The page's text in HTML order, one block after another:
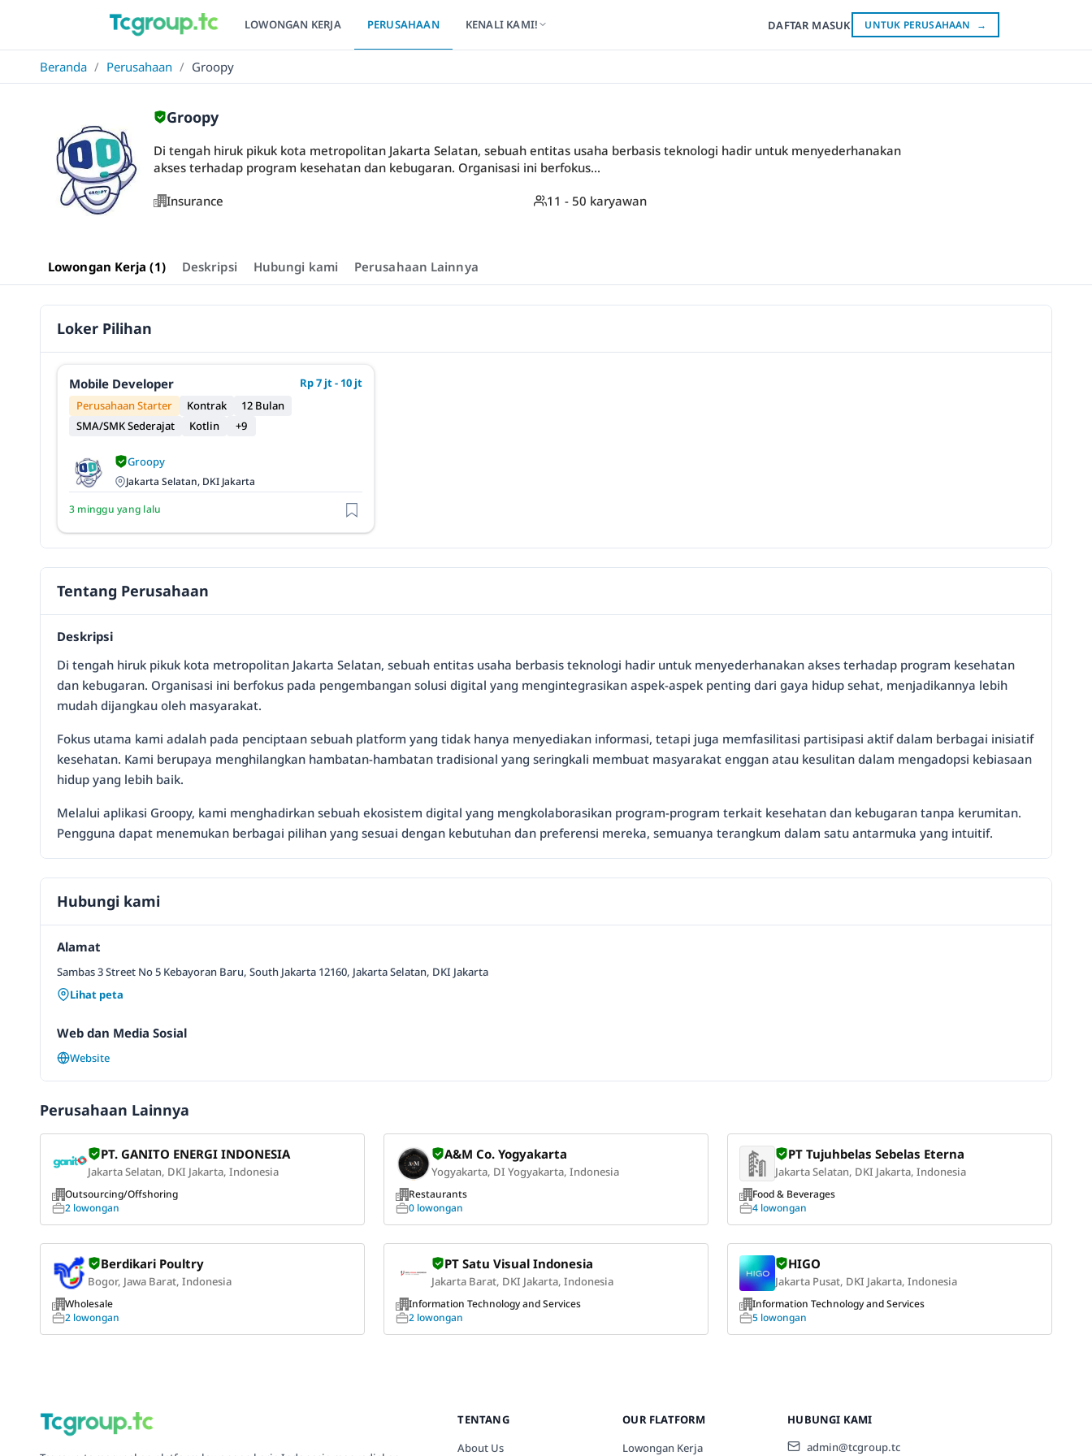
LOWONGAN KERJA PERUSAHAAN KENALI KAMI! DAFTAR MASUK UNTUK PERUSAHAAN →
Beranda / Perusahaan / Groopy
Groopy
Di tengah hiruk pikuk kota metropolitan Jakarta Selatan, sebuah entitas usaha berbasis teknologi hadir untuk menyederhanakan
akses terhadap program kesehatan dan kebugaran. Organisasi ini berfokus...
Insurance 11 - 50 karyawan
Lowongan Kerja (1) Deskripsi Hubungi kami Perusahaan Lainnya
Loker Pilihan
Mobile Developer
Rp 7 jt - 10 jt
Perusahaan Starter
Kontrak
12 Bulan
SMA/SMK Sederajat
Kotlin +9
Groopy
Jakarta Selatan, DKI Jakarta
3 minggu yang lalu
Tentang Perusahaan
Deskripsi
Di tengah hiruk pikuk kota metropolitan Jakarta Selatan, sebuah entitas usaha berbasis teknologi hadir untuk menyederhanakan akses terhadap program kesehatan
dan kebugaran. Organisasi ini berfokus pada pengembangan solusi digital yang mengintegrasikan aspek-aspek penting dari gaya hidup sehat, menjadikannya lebih
mudah dijangkau oleh masyarakat.
Fokus utama kami adalah pada penciptaan sebuah platform yang tidak hanya menyediakan informasi, tetapi juga memfasilitasi partisipasi aktif dalam berbagai inisiatif
kesehatan. Kami berupaya menghilangkan hambatan-hambatan tradisional yang seringkali membuat masyarakat enggan atau kesulitan dalam mengadopsi kebiasaan
hidup yang lebih baik.
Melalui aplikasi Groopy, kami menghadirkan sebuah ekosistem digital yang mengkolaborasikan program-program terkait kesehatan dan kebugaran tanpa kerumitan.
Pengguna dapat menemukan berbagai pilihan yang sesuai dengan kebutuhan dan preferensi mereka, semuanya terangkum dalam satu antarmuka yang intuitif.
Hubungi kami
Alamat
Sambas 3 Street No 5 Kebayoran Baru, South Jakarta 12160, Jakarta Selatan, DKI Jakarta
Lihat peta
Web dan Media Sosial
Website
Perusahaan Lainnya
PT. GANITO ENERGI INDONESIA
Jakarta Selatan, DKI Jakarta, Indonesia
Outsourcing/Offshoring
2 lowongan
A&M Co. Yogyakarta
Yogyakarta, DI Yogyakarta, Indonesia
Restaurants
0 lowongan
PT Tujuhbelas Sebelas Eterna
Jakarta Selatan, DKI Jakarta, Indonesia
Food & Beverages
4 lowongan
Berdikari Poultry
Bogor, Jawa Barat, Indonesia
Wholesale
2 lowongan
PT Satu Visual Indonesia
Jakarta Barat, DKI Jakarta, Indonesia
Information Technology and Services
2 lowongan
HIGO
Jakarta Pusat, DKI Jakarta, Indonesia
Information Technology and Services
5 lowongan
TENTANG
About Us
OUR FLATFORM
Lowongan Kerja
HUBUNGI KAMI
admin@tcgroup.tc